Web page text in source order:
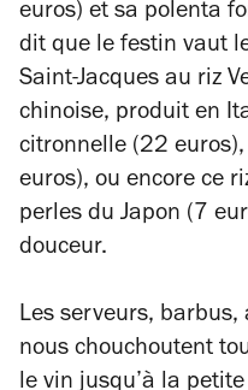
euros) et sa polenta
dit que le festin vaut
Saint-Jacques au riz
chinoise, produit en
citronnelle (22
euros), ou encore ce
perles du Japon (7
douceur.
Les serveurs,
nous chouchoutent
le vin jusqu’à la